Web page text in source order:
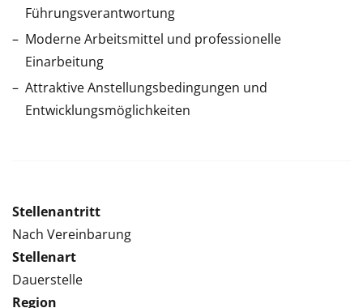
Führungsverantwortung
Moderne Arbeitsmittel und professionelle
Einarbeitung
Attraktive Anstellungsbedingungen und
Entwicklungsmöglichkeiten
Stellenantritt
Nach Vereinbarung
Stellenart
Dauerstelle
Region